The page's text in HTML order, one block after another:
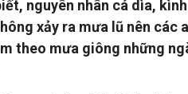
nguyên nhân cá dìa, kình
xảy ra mưa lũ nên các
theo mưa giông những